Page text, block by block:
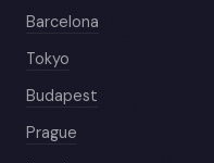
Barcelona
Tokyo
Budapest
Prague